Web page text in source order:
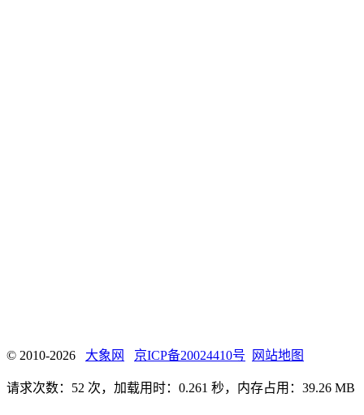
© 2010-2026 大象网 京ICP备20024410号 网站地图
请求次数：52 次，加载用时：0.261 秒，内存占用：39.26 MB